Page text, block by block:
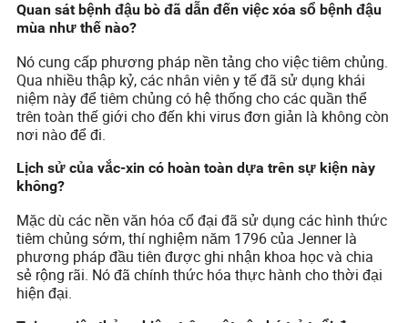
Quan sát bệnh đậu bò đã dẫn đến việc xóa sổ bệnh đậu
mùa như thế nào?
Nó cung cấp phương pháp nền tảng cho việc tiêm chủng.
Qua nhiều thập kỷ, các nhân viên y tế đã sử dụng khái
niệm này để tiêm chủng có hệ thống cho các quần thể
trên toàn thế giới cho đến khi virus đơn giản là không còn
nơi nào để đi.
Lịch sử của vắc-xin có hoàn toàn dựa trên sự kiện này
không?
Mặc dù các nền văn hóa cổ đại đã sử dụng các hình thức
tiêm chủng sớm, thí nghiệm năm 1796 của Jenner là
phương pháp đầu tiên được ghi nhận khoa học và chia
sẻ rộng rãi. Nó đã chính thức hóa thực hành cho thời đại
hiện đại.